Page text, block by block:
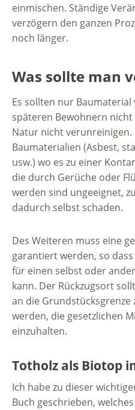
einmischen. Ständige
verzögern den ganzen
noch länger.
Was sollte man
Es sollten nur
späteren Bewohnern
Natur nicht verunreinigen.
Baumaterialien (Asbest,
usw.) wo es zu einer
die durch Gerüche oder
werden sind ungeeignet,
dadurch selbst schaden.
Des Weiteren muss eine
garantiert werden, so
für einen selbst oder
kann. Der Rückzugsort
an die
werden, die gesetzlichen
einzuhalten.
Totholz als Biotop
Ich habe zu dieser
Buch geschrieben,